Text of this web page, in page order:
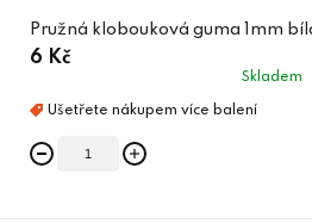
Pružná klobouková guma 1mm
6 Kč
Skladem